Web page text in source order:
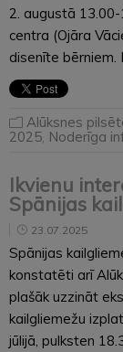
2. augustā
centra (Ojāra
disenīte bērniem.
Alūksnes
2025 Noderīga
Ikvienu
Spānijas
23.07.2025
Spānijas
konstatēti arī
plašāk uzzināt
kailgliemežu
jūlijā, pulksten